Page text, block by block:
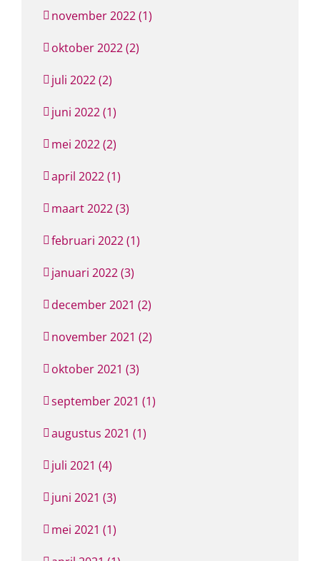
november 2022 (1)
oktober 2022 (2)
juli 2022 (2)
juni 2022 (1)
mei 2022 (2)
april 2022 (1)
maart 2022 (3)
februari 2022 (1)
januari 2022 (3)
december 2021 (2)
november 2021 (2)
oktober 2021 (3)
september 2021 (1)
augustus 2021 (1)
juli 2021 (4)
juni 2021 (3)
mei 2021 (1)